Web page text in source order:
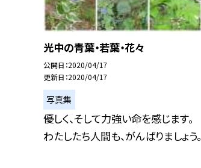
光中の青葉・若葉・花々
公開日 2020/04/17
更新日 2020/04/17
写真集
優しく、そして力強い命を感じます。
わたしたち人間も、がんばりましょう。